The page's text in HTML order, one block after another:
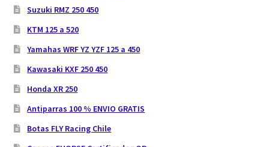
Suzuki RMZ 250 450
KTM 125 a 520
Yamahas WRF YZ YZF 125 a 450
Kawasaki KXF 250 450
Honda XR 250
Antiparras 100 % ENVIO GRATIS
Botas FLY Racing Chile